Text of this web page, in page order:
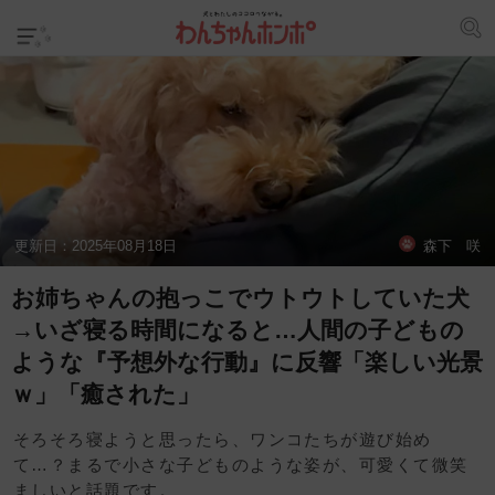
更新日： 2025年08月18日 森下 咲
お姉ちゃんの抱っこでウトウトしていた犬
→いざ寝る時間になると…人間の子どもの
ような『予想外な行動』に反響「楽しい光景
ｗ」「癒された」
そろそろ寝ようと思ったら、ワンコたちが遊び始め
て…？まるで小さな子どものような姿が、可愛くて微笑
ましいと話題です。